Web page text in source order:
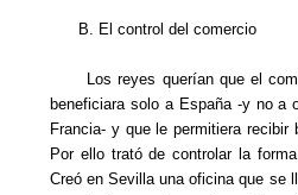
B. El control del comercio
Los reyes querían que el
beneficiara solo a España -y no a
Francia- y que le permitiera recibir
Por ello trató de controlar la
Creó en Sevilla una oficina que se